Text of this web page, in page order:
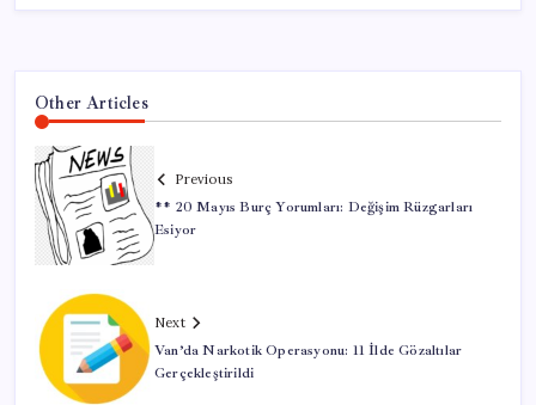
Other Articles
Previous
** 20 Mayıs Burç Yorumları: Değişim Rüzgarları
Esiyor
Next
Van’da Narkotik Operasyonu: 11 İlde Gözaltılar
Gerçekleştirildi